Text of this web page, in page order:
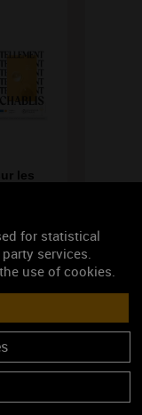
les
leur
des
for statistical
services.
use of cookies.